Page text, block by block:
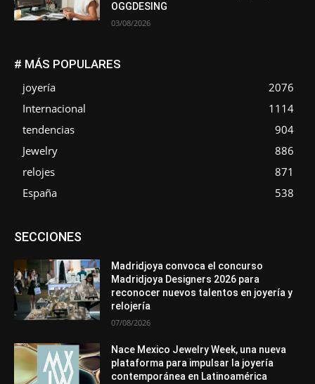
OGGDESING
03/08/2026
# MÁS POPULARES
joyería
2076
Internacional
1114
tendencias
904
Jewelry
886
relojes
871
España
538
SECCIONESAsociaciones
Entrevistas
Mundo Técnico
Novedades Opiniones
Perspectiva
Premios
Secciones Sin categoría
Más
Madridjoya convoca el concurso
Madridjoya Designers 2026 para
reconocer nuevos talentos en joyería y
relojería
07/08/2026
Nace Mexico Jewelry Week, una nueva
plataforma para impulsar la joyería
contemporánea en Latinoamérica